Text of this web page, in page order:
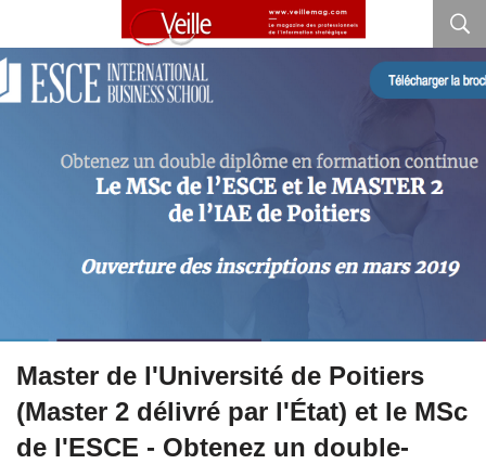
Master de l'Université de Poitiers
(Master 2 délivré par l'État) et le MSc
de l'ESCE - Obtenez un double-